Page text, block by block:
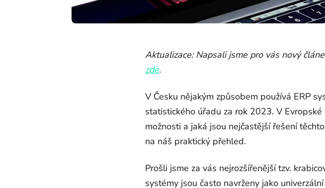
Aktualizace: Napsali jsme pro vás nový
zde.
V Česku nějakým způsobem používá ERP
statistického úřadu za rok 2023. V
možnosti a jaká jsou nejčastější řešení
na náš praktický přehled.
Prošli jsme za vás nejrozšířenější tzv.
systémy jsou často navrženy jako